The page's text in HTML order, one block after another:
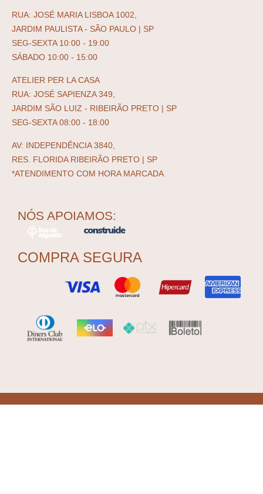
RUA: JOSÉ MARIA LISBOA 1002,
JARDIM PAULISTA - SÃO PAULO | SP
SEG-SEXTA 10:00 - 19:00
SÁBADO 10:00 - 15:00
ATELIER PER LA CASA
RUA: JOSÉ SAPIENZA 349,
JARDIM SÃO LUIZ - RIBEIRÃO PRETO | SP
SEG-SEXTA 08:00 - 18:00
AV: INDEPENDÊNCIA 3840,
RES. FLORIDA RIBEIRÃO PRETO | SP
*ATENDIMENTO COM HORA MARCADA
NÓS APOIAMOS:
COMPRA SEGURA